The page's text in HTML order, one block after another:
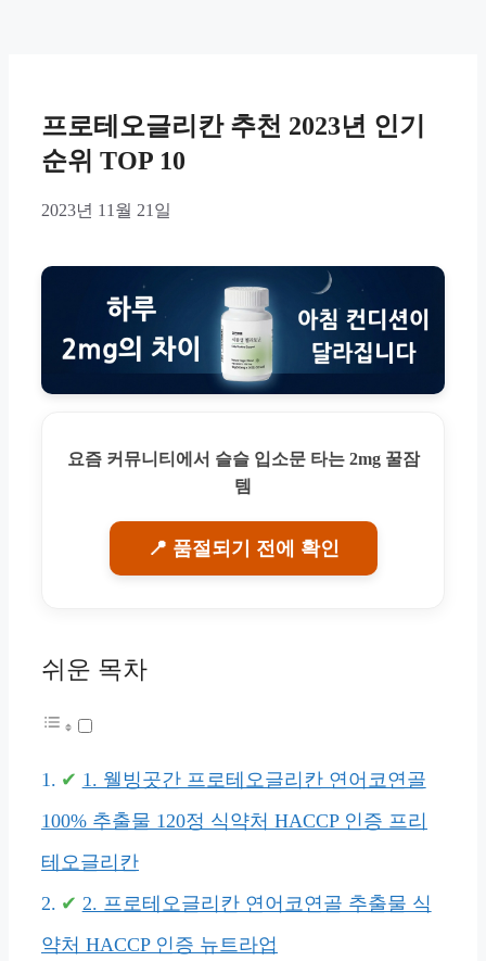
프로테오글리칸 추천 2023년 인기
순위 TOP 10
2023년 11월 21일
요즘 커뮤니티에서 슬슬 입소문 타는 2mg 꿀잠
템
📍 품절되기 전에 확인
쉬운 목차
1. 웰빙곳간 프로테오글리칸 연어코연골
100% 추출물 120정 식약처 HACCP 인증 프리
테오글리칸
2. 프로테오글리칸 연어코연골 추출물 식
약처 HACCP 인증 뉴트라업